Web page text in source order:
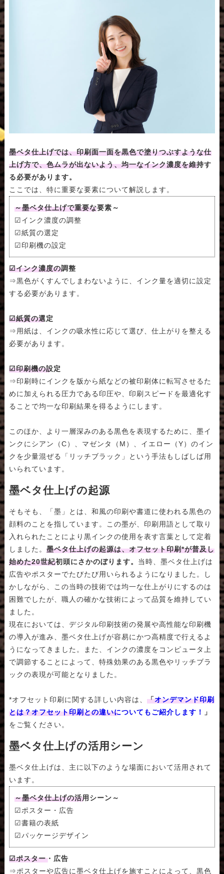
墨ベタ仕上げでは、印刷面一面を黒色で塗りつぶすような仕
上げ方で、色ムラが出ないよう、均一なインク濃度を維持す
る必要があります。
ここでは、特に重要な要素について解説します。
～墨ベタ仕上げで重要な要素～
☑インク濃度の調整
☑紙質の選定
☑印刷機の設定
☑インク濃度の調整
⇒黒色がくすんでしまわないように、インク量を適切に設定
する必要があります。
☑紙質の選定
⇒用紙は、インクの吸水性に応じて選び、仕上がりを整える
必要があります。
☑印刷機の設定
⇒印刷時にインクを版から紙などの被印刷体に転写させるた
めに加えられる圧力である印圧や、印刷スピードを最適化す
ることで均一な印刷結果を得るようにします。
このほか、より一層深みのある黒色を表現するために、墨イ
ンクにシアン（C）、マゼンタ（M）、イエロー（Y）のイン
クを少量混ぜる「リッチブラック」という手法もしばしば用
いられています。
墨ベタ仕上げの起源
そもそも、「墨」とは、和風の印刷や書道に使われる黒色の
顔料のことを指しています。この墨が、印刷用語として取り
入れられたことにより黒インクの使用を表す言葉として定着
しました。 墨ベタ仕上げの起源は、オフセット印刷*が普及し
始めた20世紀初頭にさかのぼります。 当時、墨ベタ仕上げは
広告やポスターでたびたび用いられるようになりました。し
かしながら、この当時の技術では均一な仕上がりにするのは
困難でしたが、職人の確かな技術によって品質を維持してい
ました。
現在においては、デジタル印刷技術の発展や高性能な印刷機
の導入が進み、墨ベタ仕上げが容易にかつ高精度で行えるよ
うになってきました。また、インクの濃度をコンピュータ上
で調節することによって、特殊効果のある黒色やリッチブラ
ックの表現が可能となりました。
*オフセット印刷に関する詳しい内容は、 「オンデマンド印刷
とは？オフセット印刷との違いについてもご紹介します！
」
をご覧ください。
墨ベタ仕上げの活用シーン
墨ベタ仕上げは、主に以下のような場面において活用されて
います。
～墨ベタ仕上げの活用シーン～
☑ポスター・広告
☑書籍の表紙
☑パッケージデザイン
☑ポスター・広告
⇒ポスターや広告に墨ベタ仕上げを施すことによって、黒色